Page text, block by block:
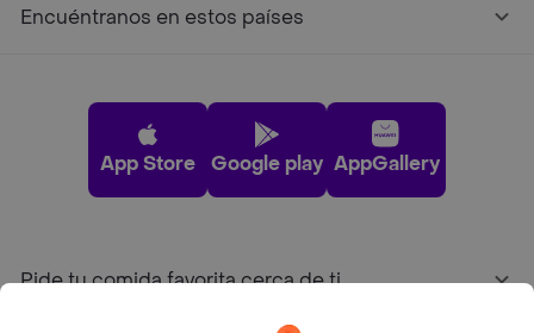
Encuéntranos en estos países
App Store Google play AppGallery
Pide tu comida favorita cerca de ti